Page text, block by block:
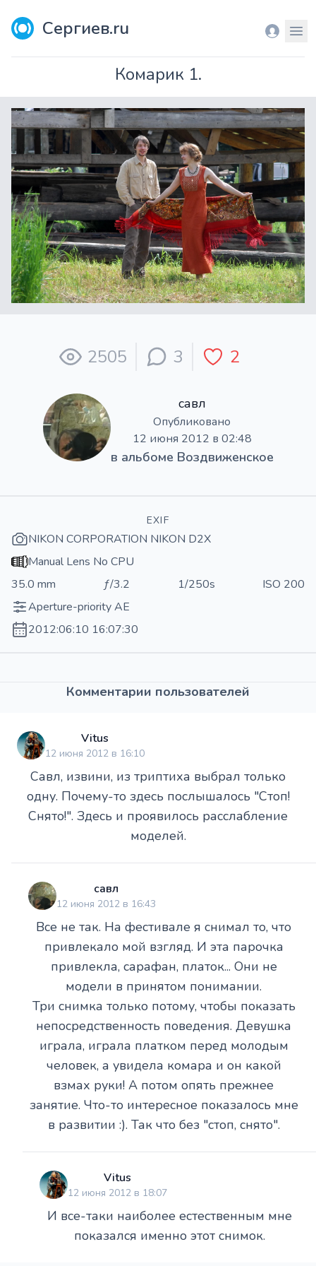
Сергиев.ru Вход
Комарик 1.
2505 3 2
савл
Опубликовано
12 июня 2012 в 02:48
в альбоме Воздвиженское
EXIF
NIKON CORPORATION NIKON D2X
Manual Lens No CPU
35.0 mm
ƒ/3.2 1/250s
ISO 200
Aperture-priority AE
2012:06:10 16:07:30
Комментарии пользователей
Vitus
12 июня 2012 в 16:10
Савл, извини, из триптиха выбрал только
одну. Почему-то здесь послышалось "Стоп!
Снято!". Здесь и проявилось расслабление
моделей.
савл
12 июня 2012 в 16:43
Все не так. На фестивале я снимал то, что
привлекало мой взгляд. И эта парочка
привлекла, сарафан, платок... Они не
модели в принятом понимании.
Три снимка только потому, чтобы показать
непосредственность поведения. Девушка
играла, играла платком перед молодым
человек, а увидела комара и он какой
взмах руки! А потом опять прежнее
занятие. Что-то интересное показалось мне
в развитии :). Так что без "стоп, снято".
Vitus
12 июня 2012 в 18:07
И все-таки наиболее естественным мне
показался именно этот снимок.